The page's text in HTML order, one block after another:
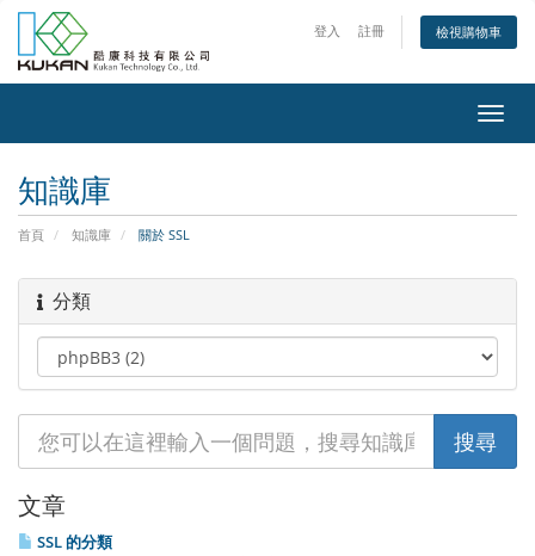
登入 註冊 檢視購物車
知識庫
首頁 知識庫 關於 SSL
分類
文章
SSL 的分類